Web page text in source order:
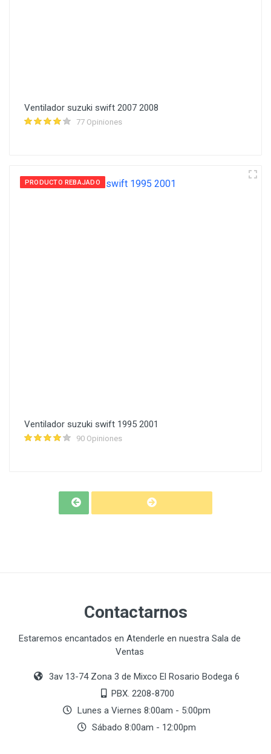
Ventilador suzuki swift 2007 2008
77 Opiniones
PRODUCTO REBAJADO
Ventilador suzuki swift 1995 2001
90 Opiniones
Contactarnos
Estaremos encantados en Atenderle en nuestra Sala de
Ventas
3av 13-74 Zona 3 de Mixco El Rosario Bodega 6
PBX. 2208-8700
Lunes a Viernes 8:00am - 5:00pm
Sábado 8:00am - 12:00pm